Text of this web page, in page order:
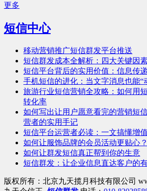
更多
短信中心
移动营销推广短信群发平台推送
短信群发成本全解析：四大关键因
短信平台背后的实用价值：信息传
手机短信的进化：当文字消息也能“
旅游行业短信营销全攻略：如何用
转化率
如何写出让用户愿意看完的营销短
营者的实用手记
短信平台运营者必读：一文搞懂增
如何让服饰品牌的会员活动更贴心
如何让群发短信真正帮到你的生意
短信群发：让企业信息直达客户的
版权所有：北京九天揽月科技有限公司